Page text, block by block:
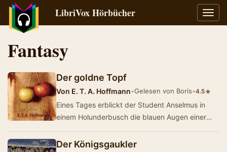
LibriVox Hörbücher
Fantasy
Der goldne Topf
Von E. T. A. Hoffmann•Gelesen von Boris•4.5★
Eines Tages erblickt der Student Anselmus in
einem Holunderbusch die blauen Augen einer
in…
Der Königsgaukler